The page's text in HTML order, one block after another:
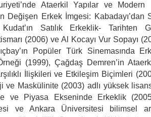
Ataerkil Yapılar ve Modern
Değişen Erkek İmgesi: Kabadayı’dan
Satılık Erkeklik- Tarihten
(2006) ve Al Kocayı Vur Sopayı
Popüler Türk Sinemasında
(1999), Çağdaş Demren’in
İlişkileri ve Etkileşim Biçimleri
ve Maskülinite (2003) adlı yüksek
ve Piyasa Ekseninde Erkeklik
ve Ankara Üniversitesi bilimsel